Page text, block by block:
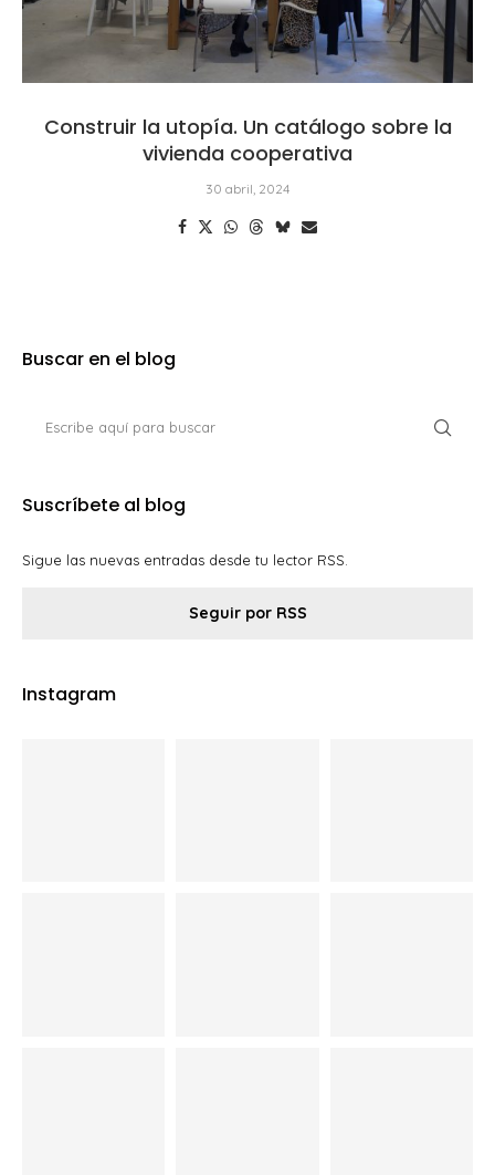
Construir la utopía. Un catálogo sobre la
vivienda cooperativa
30 abril, 2024
Buscar en el blog
Suscríbete al blog
Sigue las nuevas entradas desde tu lector RSS.
Seguir por RSS
Instagram